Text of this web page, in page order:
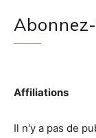
Affiliations
Il n'y a pas de